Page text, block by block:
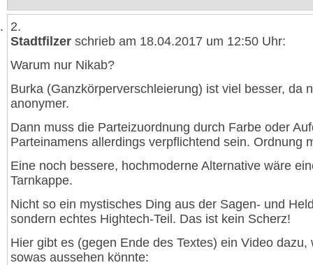
2.
Stadtfilzer schrieb am 18.04.2017 um 12:50 Uhr:
Warum nur Nikab?
Burka (Ganzkörperverschleierung) ist viel besser, da
anonymer.
Dann muss die Parteizuordnung durch Farbe oder
Parteinamens allerdings verpflichtend sein. Ordnung
Eine noch bessere, hochmoderne Alternative wäre
Tarnkappe.
Nicht so ein mystisches Ding aus der Sagen- und
sondern echtes Hightech-Teil. Das ist kein Scherz!
Hier gibt es (gegen Ende des Textes) ein Video dazu,
sowas aussehen könnte: